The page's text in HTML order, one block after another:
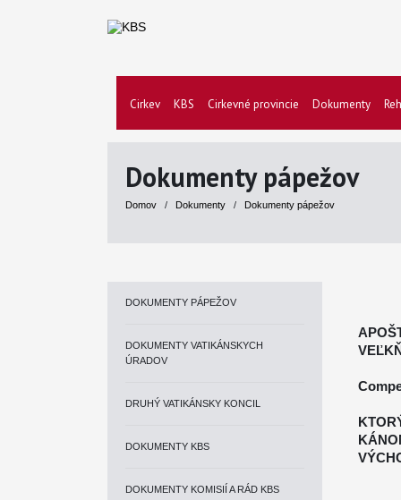
Cirkev KBS Cirkevné provincie Dokumenty
Dokumenty pápežov
Domov / Dokumenty / Dokumenty pápežov
DOKUMENTY PÁPEŽOV
DOKUMENTY VATIKÁNSKYCH
ÚRADOV
DRUHÝ VATIKÁNSKY KONCIL
DOKUMENTY KBS
DOKUMENTY KOMISIÍ A RÁD KBS